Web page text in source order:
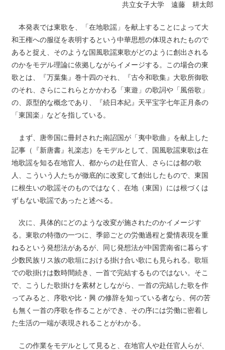
共立女子大学 遠藤 耕太郎
本発表では東歌を、「在地歌謡」を献上することによって大
和王権への服従を表明するという中華思想の体現されたもので
あると捉え、そのような国風歌謡東歌がどのように創出される
のかをモデル理論に依拠しながらイメージする。この場合の東
歌とは、『万葉集』巻十四のそれ、『古今和歌集』大歌所御歌
のそれ、さらにこれらとかかわる「東遊」の歌詞や「風俗歌」
の、原型的な概念であり、『続日本紀』天平宝字七年正月条の
「東国楽」などを指している。
まず、唐帝国に冊封された南詔国が「夷中歌曲」を献上した
記事（『新唐書』礼楽志）をモデルとして、国風歌謡東歌は在
地歌謡を知る在地官人、都からの赴任官人、さらには都の歌
人、こういう人たちが徹底的に改変して創出したもので、東国
に根生いの歌謡そのものではなく、在地（東国）には根づくは
ずもない歌謡であったと述べる。
次に、具体的にどのような改変が施されたのかイメージす
る。東歌の特徴の一つに、季節ごとの労働過程と愛情表現を重
ねるという発想法があるが、同じ発想法が中国雲南省に暮らす
少数民族リス族の歌垣における掛け合い歌にも見られる。歌垣
での歌掛けは数時間続き、一首で完結するものではない。そこ
で、こうした歌掛けを素材としながら、一首の完結した歌を作
ってみると、序歌や比・興 の修辞を知っている者なら、何の苦
も無く一首の序歌を作ることができ、その序には労働に密着し
た生活の一端が表現されることがわかる。
この作業をモデルとして見ると、在地官人や赴任官人らが、